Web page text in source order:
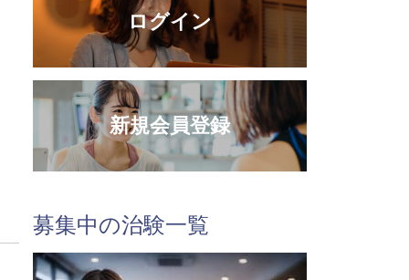
ログイン
新規会員登録
募集中の治験一覧